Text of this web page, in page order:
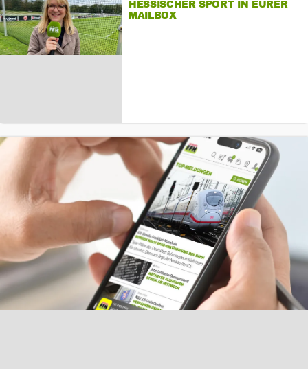
HESSISCHER SPORT IN EURER
MAILBOX